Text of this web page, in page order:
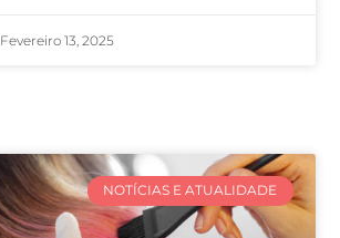
Fevereiro 13, 2025
NOTÍCIAS E ATUALIDADE